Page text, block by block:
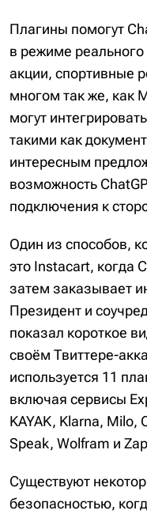
Плагины помогут
в режиме
акции, спортивные
многом так же, как
могут
такими как
интересным
возможность
подключения к
Один из способов,
это Instacart, когда
затем заказывает
Президент и
показал короткое
своём Твиттере-
используется 11
включая сервисы
KAYAK, Klarna, Milo,
Speak, Wolfram и
Существуют
безопасностью,